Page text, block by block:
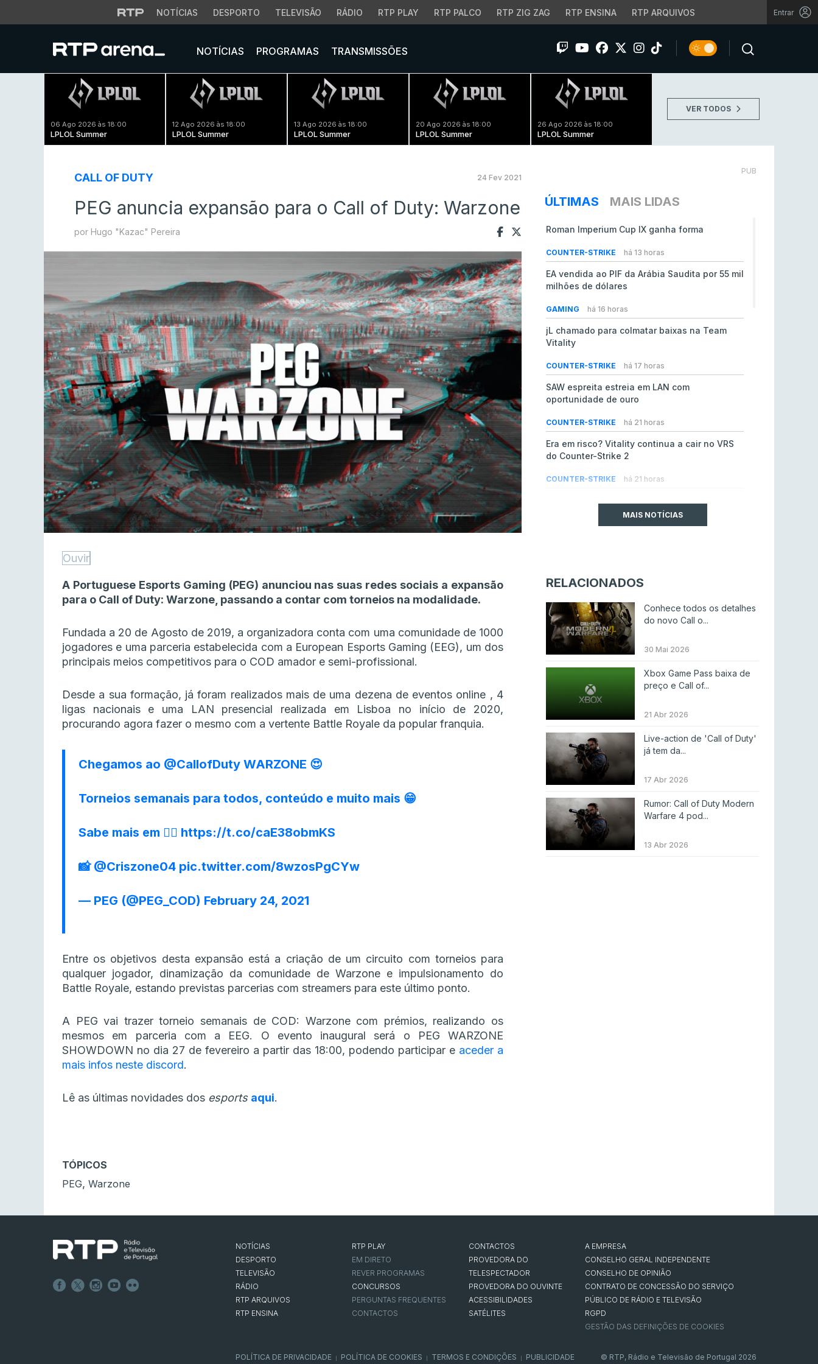
NOTÍCIAS DESPORTO TELEVISÃO RÁDIO RTP PLAY RTP PALCO RTP ZIG ZAG RTP ENSINA RTP ARQUIVOS Entrar
NOTÍCIAS PROGRAMAS TRANSMISSÕES
06 Ago 2026 às 18:00
LPLOL Summer
12 Ago 2026 às 18:00
LPLOL Summer
13 Ago 2026 às 18:00
LPLOL Summer
20 Ago 2026 às 18:00
LPLOL Summer
26 Ago 2026 às 18:00
LPLOL Summer
VER TODOS
CALL OF DUTY 24 Fev 2021
PEG anuncia expansão para o Call of Duty: Warzone
por Hugo "Kazac" Pereira
Ouvir
A Portuguese Esports Gaming (PEG) anunciou nas suas redes sociais a expansão
para o Call of Duty: Warzone, passando a contar com torneios na modalidade.
Fundada a 20 de Agosto de 2019, a organizadora conta com uma comunidade de 1000
jogadores e uma parceria estabelecida com a European Esports Gaming (EEG), um dos
principais meios competitivos para o COD amador e semi-profissional.
Desde a sua formação, já foram realizados mais de uma dezena de eventos online , 4
ligas nacionais e uma LAN presencial realizada em Lisboa no início de 2020,
procurando agora fazer o mesmo com a vertente Battle Royale da popular franquia.
Chegamos ao @CallofDuty WARZONE 😍
Torneios semanais para todos, conteúdo e muito mais 😁
Sabe mais em 👉🏻 https://t.co/caE38obmKS
📸 @Criszone04 pic.twitter.com/8wzosPgCYw
— PEG (@PEG_COD) February 24, 2021
Entre os objetivos desta expansão está a criação de um circuito com torneios para
qualquer jogador, dinamização da comunidade de Warzone e impulsionamento do
Battle Royale, estando previstas parcerias com streamers para este último ponto.
A PEG vai trazer torneio semanais de COD: Warzone com prémios, realizando os
mesmos em parceria com a EEG. O evento inaugural será o PEG WARZONE
SHOWDOWN no dia 27 de fevereiro a partir das 18:00, podendo participar e aceder a
mais infos neste discord.
Lê as últimas novidades dos esports aqui.
TÓPICOS
PEG, Warzone
PUB
ÚLTIMAS MAIS LIDAS
Roman Imperium Cup IX ganha forma
COUNTER-STRIKE há 13 horas
EA vendida ao PIF da Arábia Saudita por 55 mil
milhões de dólares
GAMING há 16 horas
jL chamado para colmatar baixas na Team
Vitality
COUNTER-STRIKE há 17 horas
SAW espreita estreia em LAN com
oportunidade de ouro
COUNTER-STRIKE há 21 horas
Era em risco? Vitality continua a cair no VRS
do Counter-Strike 2
COUNTER-STRIKE há 21 horas
comunitários de League of Legends
Códigos para ícones clássicos gratuitos no
League of Legends [agosto 2026]
LEAGUE OF LEGENDS 3 ago 2026
MOUZ surpreende Spirit para vencer BLAST
COUNTER-STRIKE
COUNTER-STRIKE 1 ago 2026
Betclic renova parceria com a RTP Arena para
a época 2026/27
RTP ARENA 23 jul 2026
BLAST Bounty S2 na RTP Arena: Regressa o
melhor Counter-Strike
MAIS NOTÍCIAS
RELACIONADOS
Conhece todos os detalhes
do novo Call o...
30 Mai 2026
Xbox Game Pass baixa de
preço e Call of...
21 Abr 2026
Live-action de 'Call of Duty'
já tem da...
17 Abr 2026
Rumor: Call of Duty Modern
Warfare 4 pod...
13 Abr 2026
NOTÍCIAS
DESPORTO
TELEVISÃO
RÁDIO
RTP ARQUIVOS
RTP ENSINA
RTP PLAY
EM DIRETO
REVER PROGRAMAS
CONCURSOS
PERGUNTAS FREQUENTES
CONTACTOS
CONTACTOS
PROVEDORA DO
TELESPECTADOR
PROVEDORA DO OUVINTE
ACESSIBILIDADES
SATÉLITES
A EMPRESA
CONSELHO GERAL INDEPENDENTE
CONSELHO DE OPINIÃO
CONTRATO DE CONCESSÃO DO SERVIÇO
PÚBLICO DE RÁDIO E TELEVISÃO
RGPD
GESTÃO DAS DEFINIÇÕES DE COOKIES
POLÍTICA DE PRIVACIDADE POLÍTICA DE COOKIES TERMOS E CONDIÇÕES PUBLICIDADE © RTP, Rádio e Televisão de Portugal 2026